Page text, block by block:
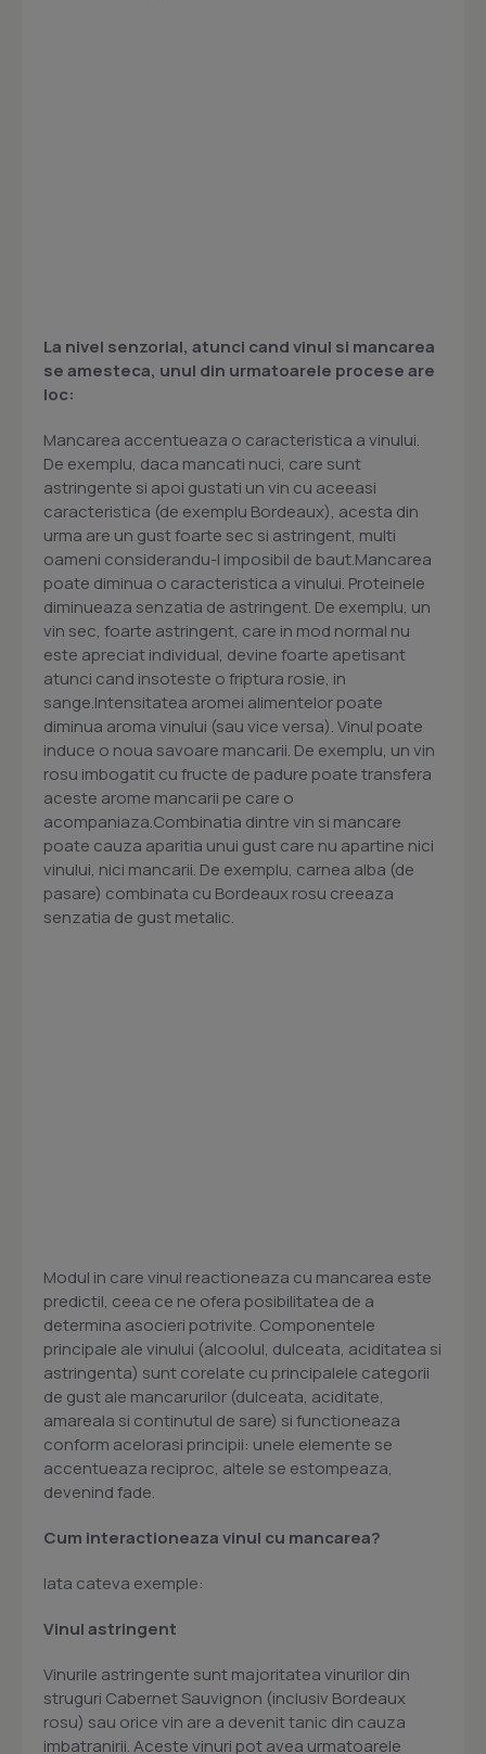
La nivel senzorial, atunci cand vinul si mancarea
se amesteca, unul din urmatoarele procese are
loc:
Mancarea accentueaza o caracteristica a vinului.
De exemplu, daca mancati nuci, care sunt
astringente si apoi gustati un vin cu aceeasi
caracteristica (de exemplu Bordeaux), acesta din
urma are un gust foarte sec si astringent, multi
oameni considerandu-l imposibil de baut.Mancarea
poate diminua o caracteristica a vinului. Proteinele
diminueaza senzatia de astringent. De exemplu, un
vin sec, foarte astringent, care in mod normal nu
este apreciat individual, devine foarte apetisant
atunci cand insoteste o friptura rosie, in
sange.Intensitatea aromei alimentelor poate
diminua aroma vinului (sau vice versa). Vinul poate
induce o noua savoare mancarii. De exemplu, un vin
rosu imbogatit cu fructe de padure poate transfera
aceste arome mancarii pe care o
acompaniaza.Combinatia dintre vin si mancare
poate cauza aparitia unui gust care nu apartine nici
vinului, nici mancarii. De exemplu, carnea alba (de
pasare) combinata cu Bordeaux rosu creeaza
senzatia de gust metalic.
Modul in care vinul reactioneaza cu mancarea este
predictil, ceea ce ne ofera posibilitatea de a
determina asocieri potrivite. Componentele
principale ale vinului (alcoolul, dulceata, aciditatea si
astringenta) sunt corelate cu principalele categorii
de gust ale mancarurilor (dulceata, aciditate,
amareala si continutul de sare) si functioneaza
conform acelorasi principii: unele elemente se
accentueaza reciproc, altele se estompeaza,
devenind fade.
Cum interactioneaza vinul cu mancarea?
Iata cateva exemple:
Vinul astringent
Vinurile astringente sunt majoritatea vinurilor din
struguri Cabernet Sauvignon (inclusiv Bordeaux
rosu) sau orice vin are a devenit tanic din cauza
imbatranirii. Aceste vinuri pot avea urmatoarele